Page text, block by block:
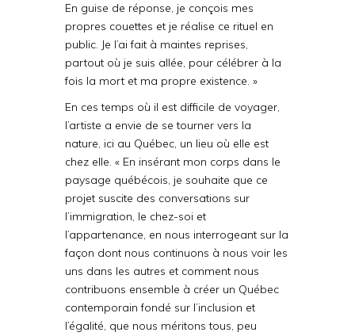
En guise de réponse, je conçois mes
propres couettes et je réalise ce rituel en
public. Je l’ai fait à maintes reprises,
partout où je suis allée, pour célébrer à la
fois la mort et ma propre existence. »
En ces temps où il est difficile de voyager,
l’artiste a envie de se tourner vers la
nature, ici au Québec, un lieu où elle est
chez elle. « En insérant mon corps dans le
paysage québécois, je souhaite que ce
projet suscite des conversations sur
l’immigration, le chez-soi et
l’appartenance, en nous interrogeant sur la
façon dont nous continuons à nous voir les
uns dans les autres et comment nous
contribuons ensemble à créer un Québec
contemporain fondé sur l’inclusion et
l’égalité, que nous méritons tous, peu